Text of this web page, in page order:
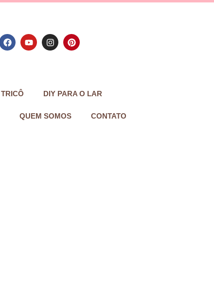
TRICÔ DIY PARA O LAR
QUEM SOMOS CONTATO